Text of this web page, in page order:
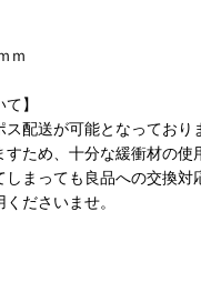
ｍ
】
ス配送が可能となっており
ため、十分な緩衝材の使
まっても良品への交換対
ださいませ。